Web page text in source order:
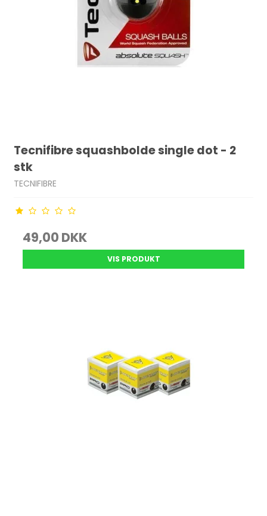
Tecnifibre squashbolde single dot - 2
stk
TECNIFIBRE
49,00 DKK
VIS PRODUKT